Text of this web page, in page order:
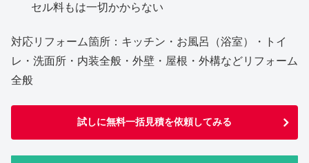
セル料もは一切かからない
対応リフォーム箇所：キッチン・お風呂（浴室）・トイ
レ・洗面所・内装全般・外壁・屋根・外構などリフォーム
全般
試しに無料一括見積を依頼してみる